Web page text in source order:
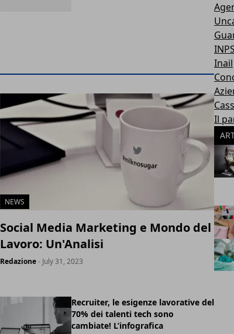
NEWS
Social Media Marketing e Mondo del
Lavoro: Un'Analisi
Redazione- July 31, 2023
Recruiter, le esigenze lavorative del
70% dei talenti tech sono
cambiate! L’infografica
INPS
Inail
Il